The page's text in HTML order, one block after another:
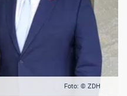
Foto: © ZDH